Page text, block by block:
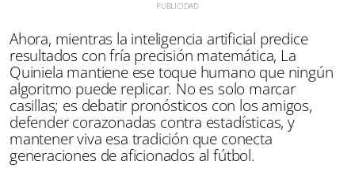
Ahora, mientras la inteligencia artificial predice
resultados con fría precisión matemática, La
Quiniela mantiene ese toque humano que ningún
algoritmo puede replicar. No es solo marcar
casillas; es debatir pronósticos con los amigos,
defender corazonadas contra estadísticas, y
mantener viva esa tradición que conecta
generaciones de aficionados al fútbol.